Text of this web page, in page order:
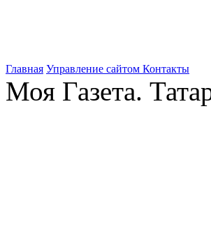
Главная Управление сайтом Контакты
Моя Газета.